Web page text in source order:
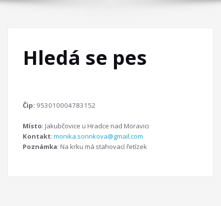
Hledá se pes
Čip: 953010004783152
Místo: Jakubčovice u Hradce nad Moravici
Kontakt: monika.sonnkova@gmail.com
Poznámka: Na krku má stahovací řetízek